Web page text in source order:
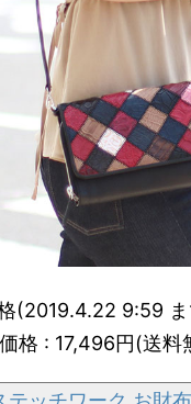
(2019.4.22 9:59 ま
格 : 17,496円(送料